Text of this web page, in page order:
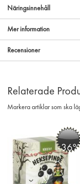
Näringsinnehåll
Mer information
Recensioner
Relaterade
Markera artiklar som ska
-36%